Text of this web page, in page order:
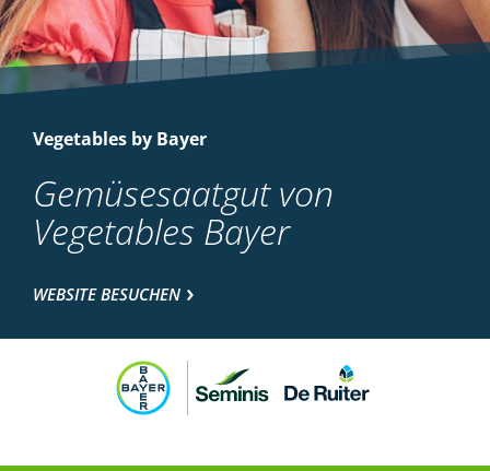
Vegetables by Bayer
Gemüsesaatgut von
Vegetables Bayer
WEBSITE BESUCHEN